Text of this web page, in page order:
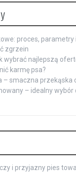
proces, parametry
zgrzein
wybrać najlepszą
karmę psa?
– smaczna przekąska
– idealny wybór
i przyjazny pies